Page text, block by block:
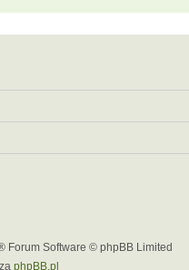
Forum Software © phpBB Limited
phpBB.pl